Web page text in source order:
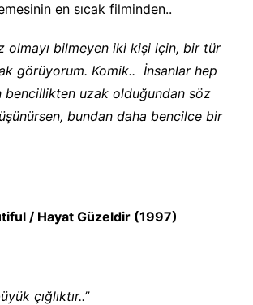
en sıcak filminden..
olmayı bilmeyen iki kişi için, bir tür
görüyorum. Komik.. İnsanlar hep
bencillikten uzak olduğundan söz
bundan daha bencilce bir
/ Hayat Güzeldir (1997)
çığlıktır..”